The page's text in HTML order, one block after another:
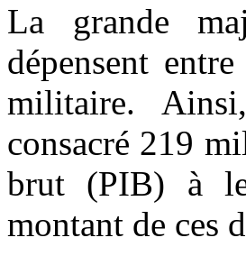
La grande
dépensent
militaire.
consacré 219
brut (PIB) à
montant de ces